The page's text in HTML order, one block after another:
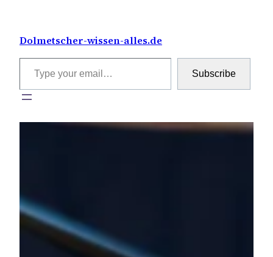
content
Dolmetscher-wissen-alles.de
Type your email…
Subscribe